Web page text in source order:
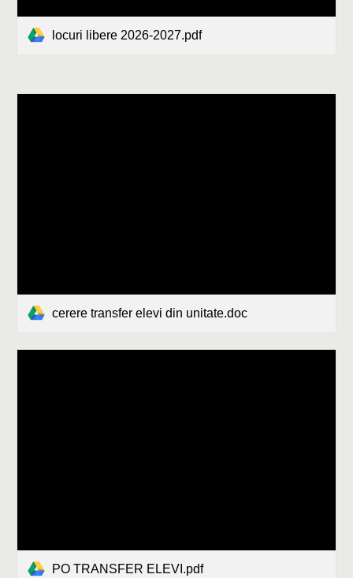
locuri libere 2026-2027.pdf
cerere transfer elevi din unitate.doc
PO TRANSFER ELEVI.pdf